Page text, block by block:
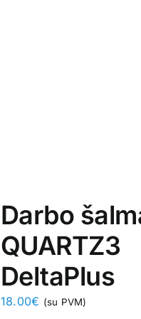
Darbo
QUARTZ3
DeltaPlus
18.00€ (su PVM)